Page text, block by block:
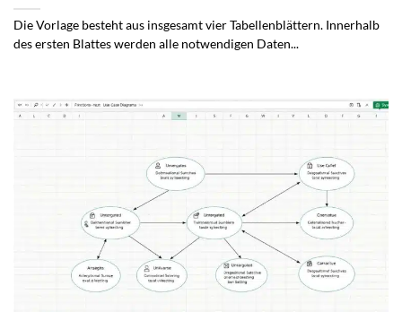
Die Vorlage besteht aus insgesamt vier Tabellenblättern. Innerhalb
des ersten Blattes werden alle notwendigen Daten...